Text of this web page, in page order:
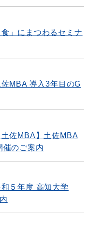
」にまつわるセミナ
MBA 導入3年目のG
土佐MBA】土佐MBA
催のご案内
５年度 高知大学